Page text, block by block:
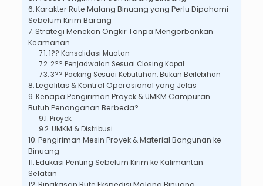
Karakter Rute Malang Binuang yang Perlu Dipahami
Sebelum Kirim Barang
Strategi Menekan Ongkir Tanpa Mengorbankan
Keamanan
1?? Konsolidasi Muatan
2?? Penjadwalan Sesuai Closing Kapal
3?? Packing Sesuai Kebutuhan, Bukan Berlebihan
Legalitas & Kontrol Operasional yang Jelas
Kenapa Pengiriman Proyek & UMKM Campuran
Butuh Penanganan Berbeda?
Proyek
UMKM & Distribusi
Pengiriman Mesin Proyek & Material Bangunan ke
Binuang
Edukasi Penting Sebelum Kirim ke Kalimantan
Selatan